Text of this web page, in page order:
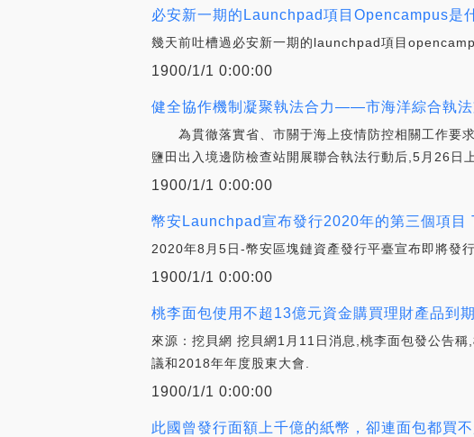
必安新一期的Launchpad項目Opencampus是
幾天前吐槽過必安新一期的launchpad項目
1900/1/1 0:00:00
健全協作機制凝聚執法合力——市海洋綜合執
為貫徹落實省、市關于海上疫情防控相關工作要求
鹽田出入境邊防檢查站開展聯合執法行動后,5月26日
1900/1/1 0:00:00
幣安Launchpad宣布發行2020年的第三個項
2020年8月5日-幣安區塊鏈資產發行平臺宣布即將發
1900/1/1 0:00:00
桃李面包使用不超13億元資金購買理財產品到
來源：挖貝網 挖貝網1月11日消息,桃李面包發公告
議和2018年年度股東大會.
1900/1/1 0:00:00
此國曾發行面額上千億的紙幣，卻連面包都買